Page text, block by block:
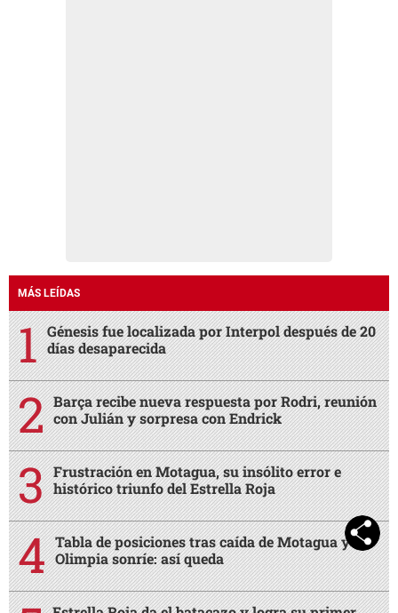
MÁS LEÍDAS
Génesis fue localizada por Interpol después de 20
días desaparecida
Barça recibe nueva respuesta por Rodri, reunión
con Julián y sorpresa con Endrick
Frustración en Motagua, su insólito error e
histórico triunfo del Estrella Roja
Tabla de posiciones tras caída de Motagua y
Olimpia sonríe: así queda